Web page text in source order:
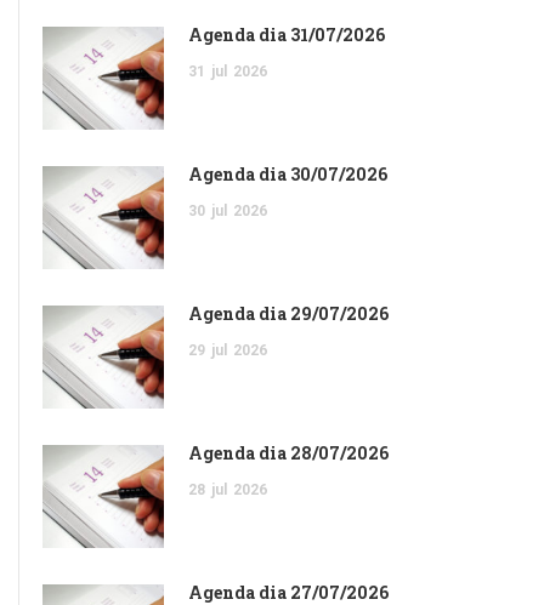
Agenda dia 31/07/2026
31 jul 2026
Agenda dia 30/07/2026
30 jul 2026
Agenda dia 29/07/2026
29 jul 2026
Agenda dia 28/07/2026
28 jul 2026
Agenda dia 27/07/2026